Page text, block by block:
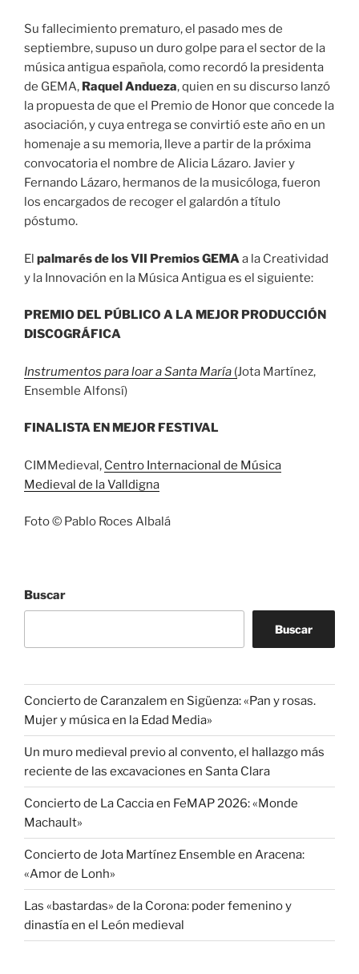
Su fallecimiento prematuro, el pasado mes de
septiembre, supuso un duro golpe para el sector de la
música antigua española, como recordó la presidenta
de GEMA, Raquel Andueza, quien en su discurso lanzó
la propuesta de que el Premio de Honor que concede la
asociación, y cuya entrega se convirtió este año en un
homenaje a su memoria, lleve a partir de la próxima
convocatoria el nombre de Alicia Lázaro. Javier y
Fernando Lázaro, hermanos de la musicóloga, fueron
los encargados de recoger el galardón a título
póstumo.
El palmarés de los VII Premios GEMAa la Creatividad
y la Innovación en la Música Antigua es el siguiente:
PREMIO DEL PÚBLICO A LA MEJOR PRODUCCIÓN
DISCOGRÁFICA
Instrumentos para loar a Santa María (Jota Martínez,
Ensemble Alfonsí)
FINALISTA EN MEJOR FESTIVAL
CIMMedieval, Centro Internacional de Música
Medieval de la Valldigna
Foto © Pablo Roces Albalá
Buscar
Buscar
Concierto de Caranzalem en Sigüenza: «Pan y rosas.
Mujer y música en la Edad Media»
Un muro medieval previo al convento, el hallazgo más
reciente de las excavaciones en Santa Clara
Concierto de La Caccia en FeMAP 2026: «Monde
Machault»
Concierto de Jota Martínez Ensemble en Aracena:
«Amor de Lonh»
Las «bastardas» de la Corona: poder femenino y
dinastía en el León medieval